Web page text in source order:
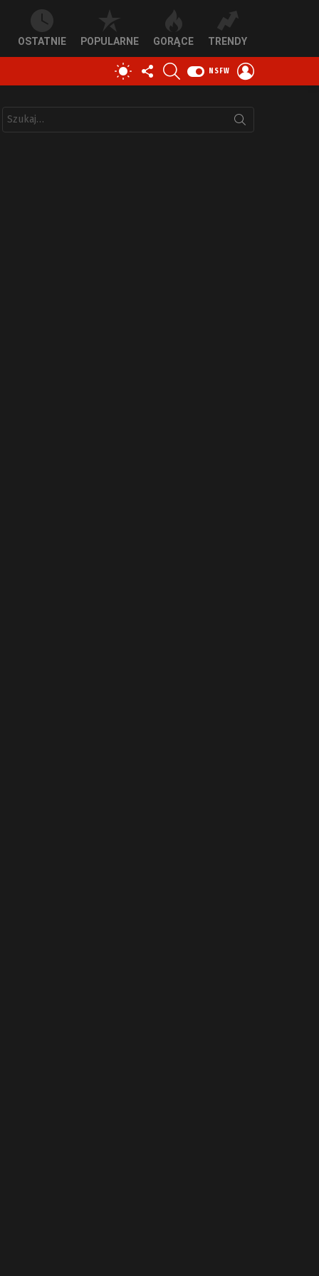
OSTATNIE POPULARNE GORĄCE TRENDY
PRZEŁĄCZ
SKÓRKĘ
OBSERWUJ
NAS
NSFW